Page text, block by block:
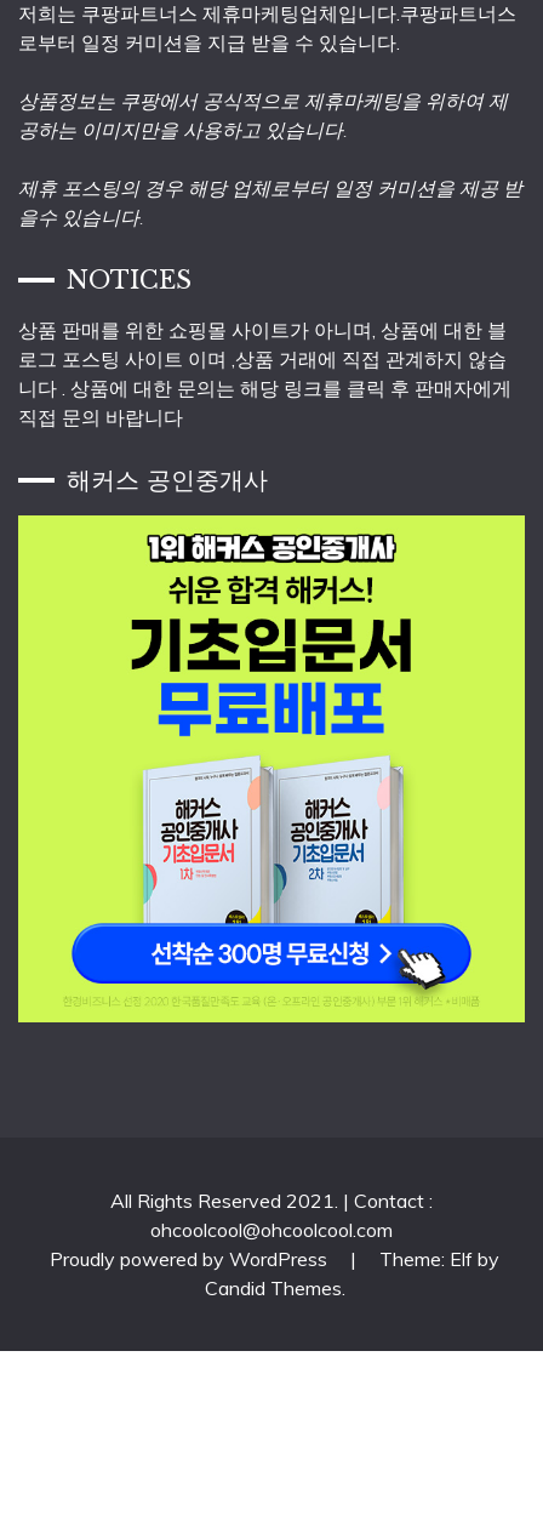
저희는 쿠팡파트너스 제휴마케팅업체입니다.쿠팡파트너스
로부터 일정 커미션을 지급 받을 수 있습니다.
상품정보는 쿠팡에서 공식적으로 제휴마케팅을 위하여 제
공하는 이미지만을 사용하고 있습니다.
제휴 포스팅의 경우 해당 업체로부터 일정 커미션을 제공 받
을수 있습니다.
NOTICES
상품 판매를 위한 쇼핑몰 사이트가 아니며, 상품에 대한 블
로그 포스팅 사이트 이며 ,상품 거래에 직접 관계하지 않습
니다 . 상품에 대한 문의는 해당 링크를 클릭 후 판매자에게
직접 문의 바랍니다
해커스 공인중개사
All Rights Reserved 2021. | Contact :
ohcoolcool@ohcoolcool.com
Proudly powered by WordPress
|
Theme: Elf by
Candid Themes